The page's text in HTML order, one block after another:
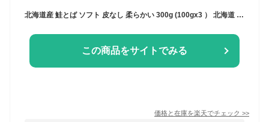
北海道産 鮭とば ソフト 皮なし 柔らかい 300g (100gx3 ） 北海道 おつまみ さけとば トバ 鮭とば北海道 しゃけとば サーモン 酒のつまみ 珍味 魚 お取り寄せ 【 瀬川本店 乾物専門問屋厳選 】
この商品をサイトでみる
価格と在庫を楽天でチェック >>